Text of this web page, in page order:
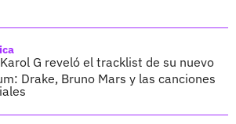
Karol G reveló el tracklist de su nuevo
Drake, Bruno Mars y las canciones